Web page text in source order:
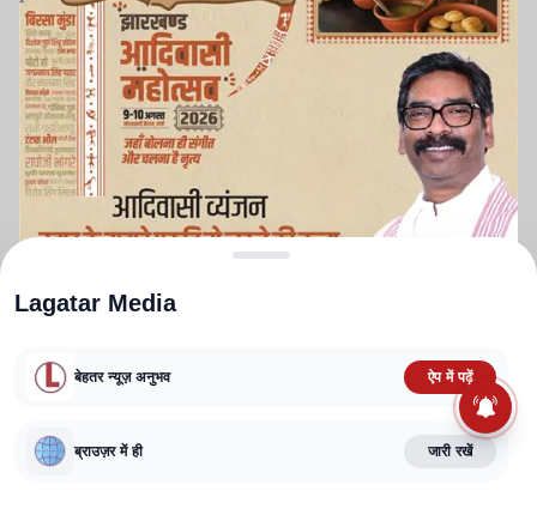
TERMS AND CONDITIONS
CORRECTIONS POLICY
FACT CHECKING POLICY
Lagatar Media Pvt. Ltd.
Lagatar Media
बेहतर न्यूज़ अनुभव ऐप में पढ़ें
ब्राउज़र में ही जारी रखें